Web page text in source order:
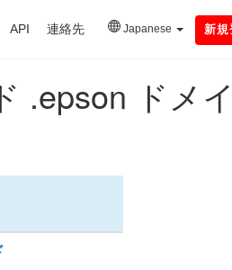
API 連絡先 Japanese 新規
.epson ドメ